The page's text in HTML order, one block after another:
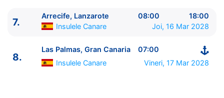
19:00
2.
Santa Cruz de la Palma Insulele Canare 08:00 -
3.
Santa Cruz de Tenerife Insulele Canare
07:00 -
7.
Arrecife, Lanzarote 08:00
18:00
Insulele Canare
Joi, 16 Mar 2028
8.
Las Palmas, Gran Canaria
07:00
Insulele Canare
Vineri, 17 Mar 2028